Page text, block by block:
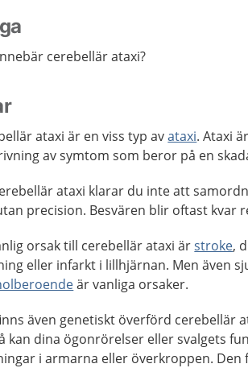
cerebellär ataxi?
ataxi är en viss typ avataxi. Ataxi
av symtom som beror på en
ataxi klarar du inte att
precision. Besvären blir oftast kvar
orsak till cerebellär ataxi ärstroke,
eller infarkt i lillhjärnan. Men även
är vanliga orsaker.
även genetiskt överförd cerebellär
kan dina ögonrörelser eller svalgets
i armarna eller överkroppen. Den